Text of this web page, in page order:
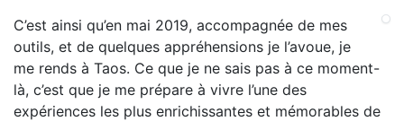
C’est ainsi qu’en mai 2019, accompagnée de mes
outils, et de quelques appréhensions je l’avoue, je
me rends à Taos. Ce que je ne sais pas à ce moment-
là, c’est que je me prépare à vivre l’une des
expériences les plus enrichissantes et mémorables de